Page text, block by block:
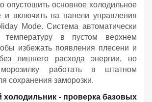
опустошить основное холодильное
и включить на панели управления
Mode. Система автоматически
температуру в пустом верхнем
избежать появления плесени и
лишнего расхода энергии, но
работать в штатном
сохранения заморозки.
- проверка базовых